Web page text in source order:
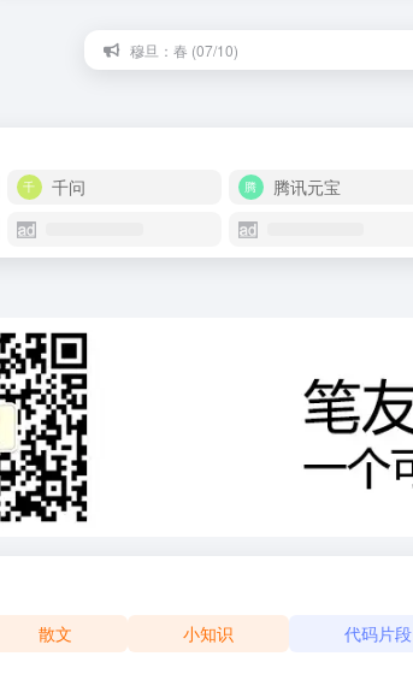
穆旦：春 (07/10)
千问 腾讯元宝
散文 小知识 代码片段